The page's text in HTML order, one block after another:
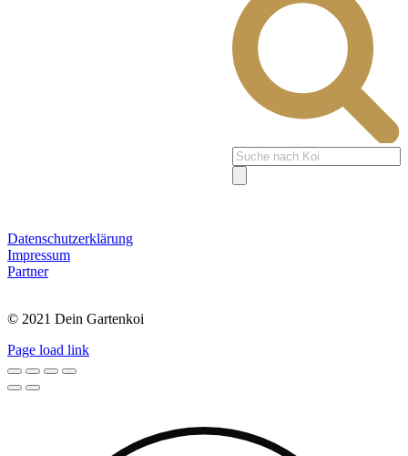
Products
search
Datenschutzerklärung
Impressum
Partner
© 2021 Dein Gartenkoi
Page load link